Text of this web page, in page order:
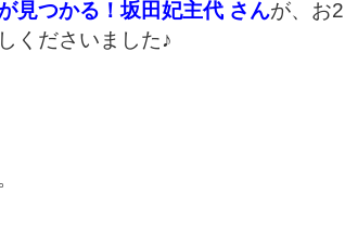
見つかる！坂田妃主代 さんが、お2
くださいました♪